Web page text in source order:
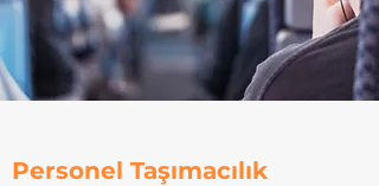
Personel Taşımacılık